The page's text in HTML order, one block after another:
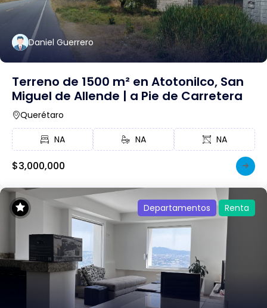
Daniel Guerrero
Terreno de 1500 m² en Atotonilco, San
Miguel de Allende | a Pie de Carretera
Querétaro
NA NA NA
$3,000,000
Departamentos Renta